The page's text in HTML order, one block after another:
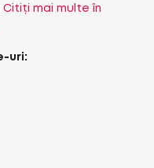
Citiți mai multe în
uri: